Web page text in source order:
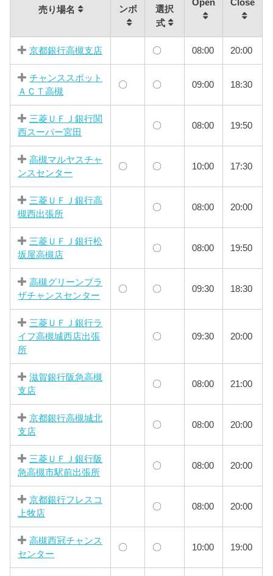
売り場名
ンボ
選択
式
Open Close
京都銀行高槻支店 〇 08:00 20:00
チャンススポット
ＡＣＴ高槻
〇 〇 09:00 18:30
三菱ＵＦＪ銀行関
西スーパー宮田
〇 08:00 19:50
高槻マルヤスチャ
ンスセンター
〇 〇 10:00 17:30
三菱ＵＦＪ銀行高
槻西出張所
〇 08:00 20:00
三菱ＵＦＪ銀行松
坂屋高槻店
〇 08:00 19:50
高槻グリーンプラ
ザチャンスセンター
〇 〇 09:30 18:30
三菱ＵＦＪ銀行ラ
イフ高槻城西店出張
所
〇 09:30 20:00
滋賀銀行阪急高槻
支店
〇 08:00 21:00
京都銀行高槻城北
支店
〇 08:00 20:00
三菱ＵＦＪ銀行阪
急高槻市駅前出張所
〇 08:00 20:00
京都銀行フレスコ
上牧店
〇 08:00 20:00
高槻西冠チャンス
センター
〇 〇 10:00 19:00